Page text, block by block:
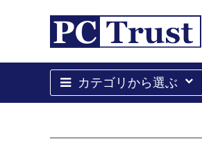
カテゴリから選ぶ